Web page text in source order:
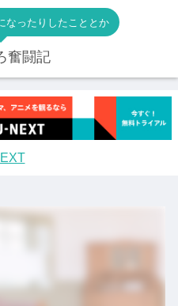
なったりしたこととか
奮闘記